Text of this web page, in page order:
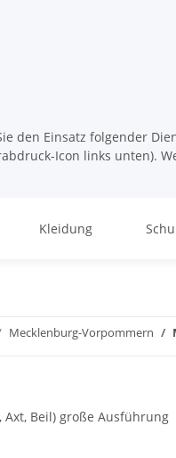
den Einsatz folgender
Icon links unten).
Kleidung
Mecklenburg-Vorpommern